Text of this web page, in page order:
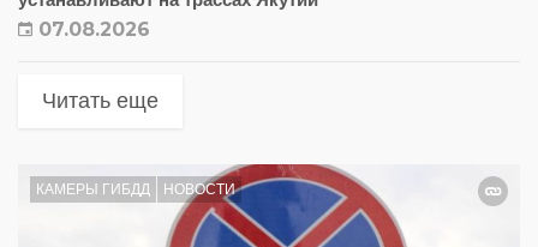
07.08.2026
Читать еще
КАМЕРЫ ГИБДД НОВОСТИ